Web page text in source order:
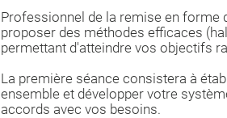
Professionnel de la remise en forme
proposer des méthodes efficaces
permettant d'atteindre vos objectifs
La première séance consistera à
ensemble et développer votre
accords avec vos besoins.